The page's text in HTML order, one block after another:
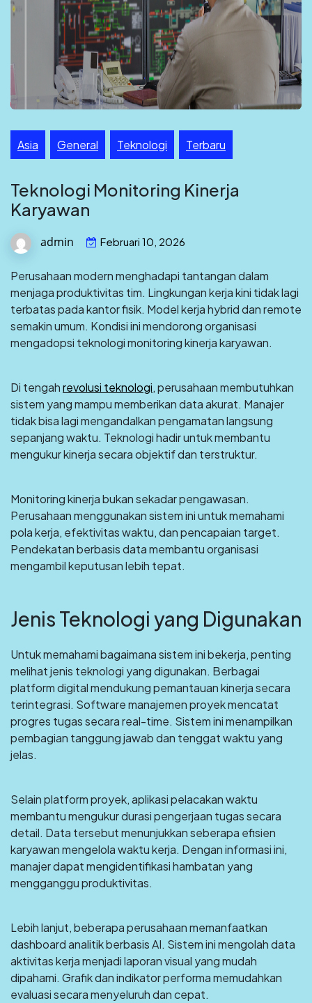
Asia General Teknologi Terbaru
Teknologi Monitoring Kinerja
Karyawan
admin Februari 10, 2026
Perusahaan modern menghadapi tantangan dalam
menjaga produktivitas tim. Lingkungan kerja kini tidak lagi
terbatas pada kantor fisik. Model kerja hybrid dan remote
semakin umum. Kondisi ini mendorong organisasi
mengadopsi teknologi monitoring kinerja karyawan.
Di tengahrevolusi teknologi, perusahaan membutuhkan
sistem yang mampu memberikan data akurat. Manajer
tidak bisa lagi mengandalkan pengamatan langsung
sepanjang waktu. Teknologi hadir untuk membantu
mengukur kinerja secara objektif dan terstruktur.
Monitoring kinerja bukan sekadar pengawasan.
Perusahaan menggunakan sistem ini untuk memahami
pola kerja, efektivitas waktu, dan pencapaian target.
Pendekatan berbasis data membantu organisasi
mengambil keputusan lebih tepat.
Jenis Teknologi yang Digunakan
Untuk memahami bagaimana sistem ini bekerja, penting
melihat jenis teknologi yang digunakan. Berbagai
platform digital mendukung pemantauan kinerja secara
terintegrasi. Software manajemen proyek mencatat
progres tugas secara real-time. Sistem ini menampilkan
pembagian tanggung jawab dan tenggat waktu yang
jelas.
Selain platform proyek, aplikasi pelacakan waktu
membantu mengukur durasi pengerjaan tugas secara
detail. Data tersebut menunjukkan seberapa efisien
karyawan mengelola waktu kerja. Dengan informasi ini,
manajer dapat mengidentifikasi hambatan yang
mengganggu produktivitas.
Lebih lanjut, beberapa perusahaan memanfaatkan
dashboard analitik berbasis AI. Sistem ini mengolah data
aktivitas kerja menjadi laporan visual yang mudah
dipahami. Grafik dan indikator performa memudahkan
evaluasi secara menyeluruh dan cepat.